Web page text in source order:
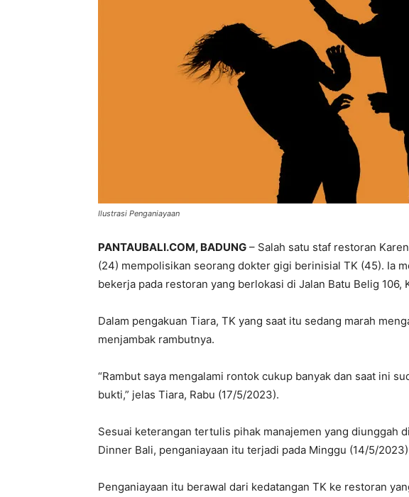
Ilustrasi Penganiayaan
PANTAUBALI.COM, BADUNG – Salah satu staf restoran
(24) mempolisikan seorang dokter gigi berinisial TK (45). Ia
bekerja pada restoran yang berlokasi di Jalan Batu Belig 106,
Dalam pengakuan Tiara, TK yang saat itu sedang marah
menjambak rambutnya.
“Rambut saya mengalami rontok cukup banyak dan saat ini
bukti,” jelas Tiara, Rabu (17/5/2023).
Sesuai keterangan tertulis pihak manajemen yang diunggah
Dinner Bali, penganiayaan itu terjadi pada Minggu (14/5/
Penganiayaan itu berawal dari kedatangan TK ke restoran